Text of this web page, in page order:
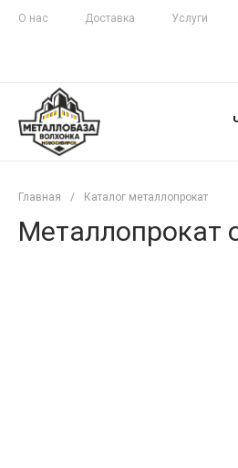
О нас Доставка Услуги
Главная / Каталог металлопрокат
Металлопрокат